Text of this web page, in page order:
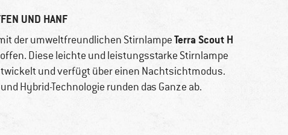
UND HANF
der umweltfreundlichen StirnlampeTerra Scout H
Diese leichte und leistungsstarke Stirnlampe
und verfügt über einen Nachtsichtmodus.
Hybrid-Technologie runden das Ganze ab.